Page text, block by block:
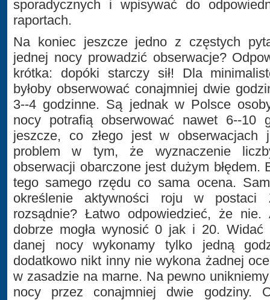
sporadycznych i wpisywać do
raportach.
Na koniec jeszcze jedno z częstych
jednej nocy prowadzić obserwacje?
krótka: dopóki starczy sił! Dla
byłoby obserwować conajmniej dwie
3--4 godzinne. Są jednak w Polsce
nocy potrafią obserwować nawet 6--10
jeszcze, co złego jest w obserwacjach
problem w tym, że wyznaczenie
obserwacji obarczone jest dużym błędem.
tego samego rzędu co sama ocena.
określenie aktywności roju w postaci
rozsądnie? Łatwo odpowiedzieć, że nie.
dobrze mogła wynosić 0 jak i 20.
danej nocy wykonamy tylko jedną
dodatkowo nikt inny nie wykona żadnej
w zasadzie na marne. Na pewno
nocy przez conajmniej dwie godziny.